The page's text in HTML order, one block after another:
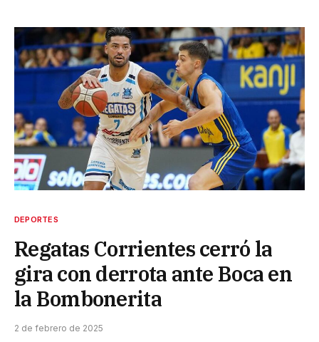
DEPORTES
Regatas Corrientes cerró la
gira con derrota ante Boca en
la Bombonerita
2 de febrero de 2025